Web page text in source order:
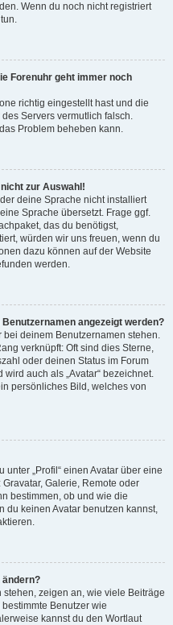
Wenn du noch nicht registriert
Forenuhr geht immer noch
richtig eingestellt hast und die
Servers vermutlich falsch.
Problem beheben kann.
zur Auswahl!
deine Sprache nicht installiert
Sprache übersetzt. Frage ggf.
das du benötigst,
würden wir uns freuen, wenn du
dazu können auf der Website
werden.
angezeigt werden?
bei deinem Benutzernamen stehen.
verknüpft: Oft sind dies Sterne,
oder deinen Status im Forum
auch als „Avatar“ bezeichnet.
persönliches Bild, welches von
„Profil“ einen Avatar über eine
Galerie, Remote oder
bestimmen, ob und wie die
du keinen Avatar benutzen kannst,
ändern?
zeigen an, wie viele Beiträge
Benutzer wie
kannst du den Wortlaut